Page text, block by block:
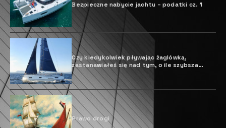
Bezpieczne nabycie jachtu – podatki cz. 1
Czy kiedykolwiek pływając żaglówką,
zastanawiałeś się nad tym, o ile szybsza
mogłaby być żegluga z zoptymalizowanymi
żaglami przy minimalnych adaptacjach?
Prawo drogi